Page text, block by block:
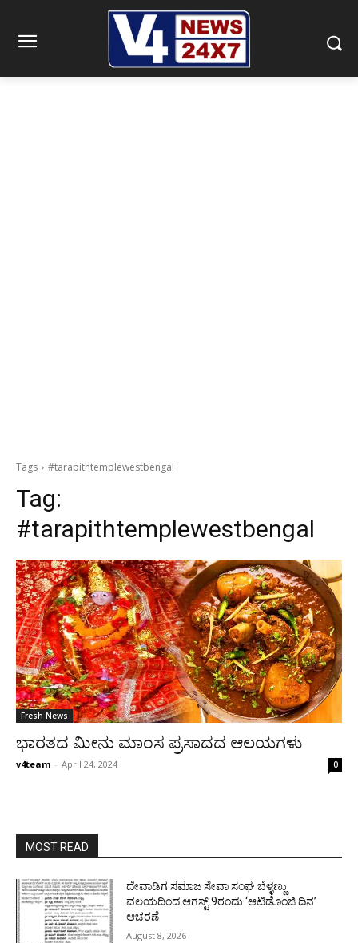
Tags #tarapithtemplewestbengal
Tag:
#tarapithtemplewestbengal
Fresh News
ಭಾರತದ ಮೀನು ಮಾಂಸ ಪ್ರಸಾದದ ಆಲಯಗಳು
v4team - April 24, 2024 0
MOST READ
ದೇವಾಡಿಗ ಸಮಾಜ ಸೇವಾ ಸಂಘ ಬೆಳ್ಳಣ್ಣು
ವಲಯದಿಂದ ಆಗಸ್ಟ್ 9ರಂದು ‘ಆಟಿಡೊಂಜಿ ದಿನ’
ಆಚರಣೆ
August 8, 2026